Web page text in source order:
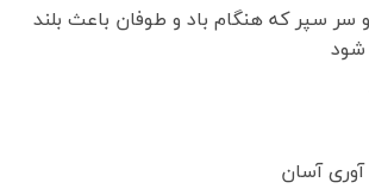
سپر که هنگام باد و طوفان باعث بلند
آسان